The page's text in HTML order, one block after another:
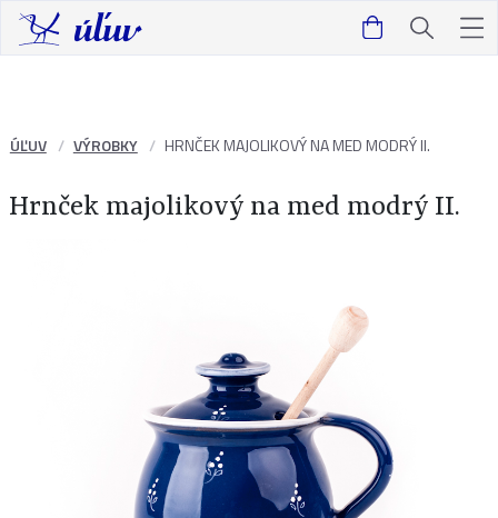
ÚĽUV VÝROBKY HRNČEK MAJOLIKOVÝ NA MED MODRÝ II.
Hrnček majolikový na med modrý II.